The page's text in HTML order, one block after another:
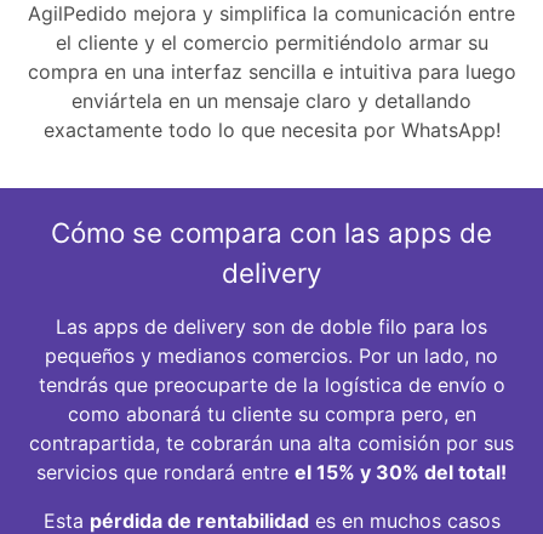
AgilPedido mejora y simplifica la comunicación entre
el cliente y el comercio permitiéndolo armar su
compra en una interfaz sencilla e intuitiva para luego
enviártela en un mensaje claro y detallando
exactamente todo lo que necesita por WhatsApp!
Cómo se compara con las apps de
delivery
Las apps de delivery son de doble filo para los
pequeños y medianos comercios. Por un lado, no
tendrás que preocuparte de la logística de envío o
como abonará tu cliente su compra pero, en
contrapartida, te cobrarán una alta comisión por sus
servicios que rondará entre el 15% y 30% del total!
Esta pérdida de rentabilidad es en muchos casos